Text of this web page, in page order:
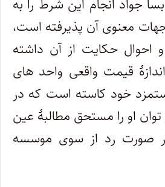
جواد انجام این شرط را به
معنوی آن پذیرفته است،
احوال حکایت از آن داشته
قیمت واقعی واحد های
خود کاسته است که در
او را مستحق مطالبۀ عین
صورت رد از سوی موسسه